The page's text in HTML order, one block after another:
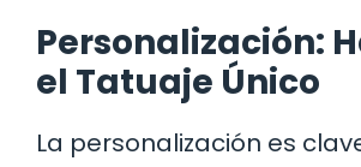
Personalización:
el Tatuaje Único
La personalización es